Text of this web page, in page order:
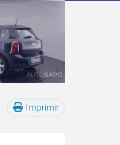
Imprimir